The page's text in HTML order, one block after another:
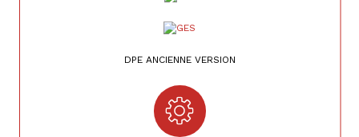
DPE ANCIENNE VERSION